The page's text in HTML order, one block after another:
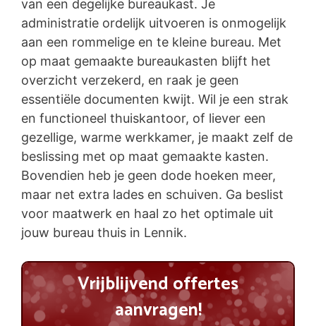
van een degelijke bureaukast. Je
administratie ordelijk uitvoeren is onmogelijk
aan een rommelige en te kleine bureau. Met
op maat gemaakte bureaukasten blijft het
overzicht verzekerd, en raak je geen
essentiële documenten kwijt. Wil je een strak
en functioneel thuiskantoor, of liever een
gezellige, warme werkkamer, je maakt zelf de
beslissing met op maat gemaakte kasten.
Bovendien heb je geen dode hoeken meer,
maar net extra lades en schuiven. Ga beslist
voor maatwerk en haal zo het optimale uit
jouw bureau thuis in Lennik.
Vrijblijvend offertes
aanvragen!